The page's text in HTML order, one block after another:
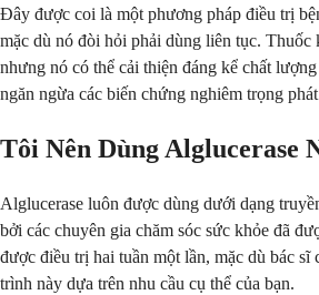
Đây được coi là một phương pháp điều trị
mặc dù nó đòi hỏi phải dùng liên tục. Thuốc
nhưng nó có thể cải thiện đáng kể chất
ngăn ngừa các biến chứng nghiêm trọng
Tôi Nên Dùng Alglucerase
Alglucerase luôn được dùng dưới dạng
bởi các chuyên gia chăm sóc sức khỏe đã
được điều trị hai tuần một lần, mặc dù bác sĩ
trình này dựa trên nhu cầu cụ thể của bạn.